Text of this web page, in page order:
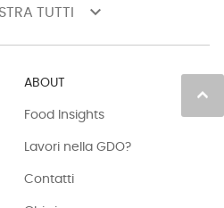
TUTTI keyboard_arrow_down
keyboard_arrow_up
ABOUT
Food Insights
Lavori nella GDO?
Contatti